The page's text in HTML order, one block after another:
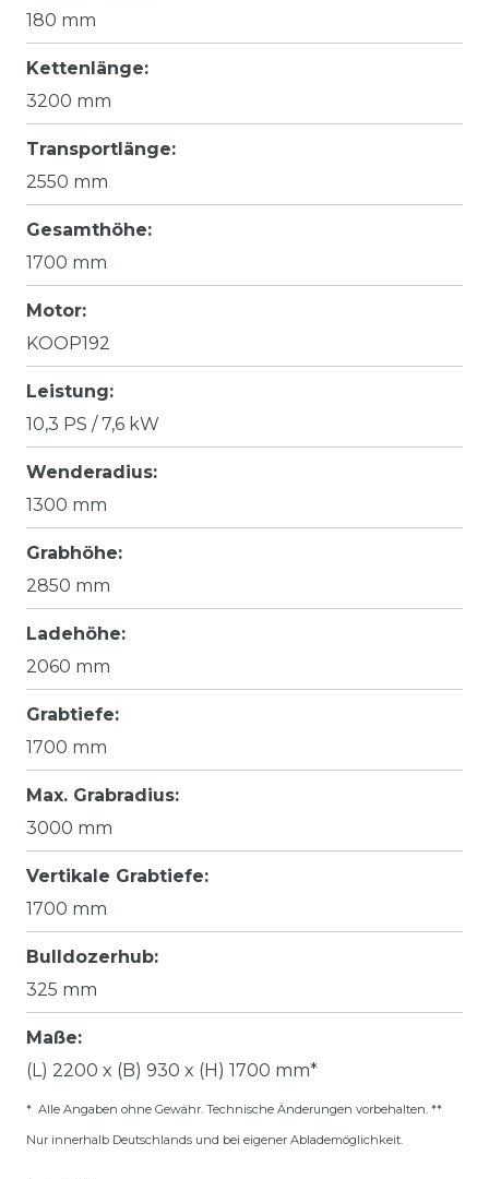
180 mm
Kettenlänge:
3200 mm
Transportlänge:
2550 mm
Gesamthöhe:
1700 mm
Motor:
KOOP192
Leistung:
10,3 PS / 7,6 kW
Wenderadius:
1300 mm
Grabhöhe:
2850 mm
Ladehöhe:
2060 mm
Grabtiefe:
1700 mm
Max. Grabradius:
3000 mm
Vertikale Grabtiefe:
1700 mm
Bulldozerhub:
325 mm
Maße:
(L) 2200 x (B) 930 x (H) 1700 mm*
* Alle Angaben ohne Gewähr. Technische Änderungen vorbehalten. **
Nur innerhalb Deutschlands und bei eigener Ablademöglichkeit.